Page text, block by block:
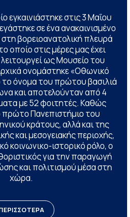
εγκαινιάστηκε στις 3 Μαΐου
σε ένα ανακαινισμένο
βορειοανατολική πλευρά
οποίο στις μέρες μας έχει
λειτουργεί ως Μουσείο του
ονομάστηκε «Οθωνικό
όνομα του πρώτου βασιλιά
και αποτελούνταν από 4
με 52 φοιτητές. Καθώς
Πανεπιστήμιο του
κράτους, αλλά και της
και μεσογειακής περιοχής,
κοινωνικο-ιστορικό ρόλο, ο
για την παραγωγή
και πολιτισμού μέσα στη
χώρα.